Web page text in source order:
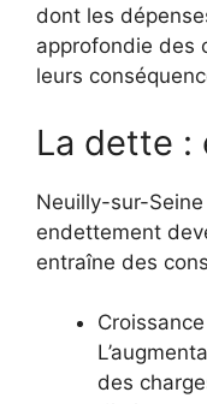
dont les
approfondie des
leurs
La dette :
Neuilly-sur-
endettement
entraîne des
des